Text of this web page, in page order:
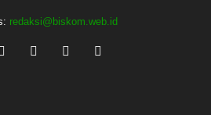
redaksi@biskom.web.id